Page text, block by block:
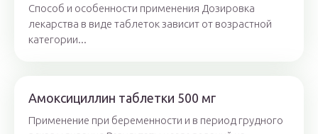
Способ и особенности применения Дозировка
лекарства в виде таблеток зависит от возрастной
категории...
Амоксициллин таблетки 500 мг
Применение при беременности и в период грудного